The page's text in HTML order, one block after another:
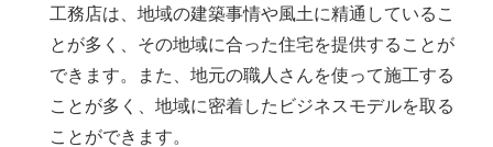
工務店は、地域の建築事情や風土に精通しているこ
とが多く、その地域に合った住宅を提供することが
できます。また、地元の職人さんを使って施工する
ことが多く、地域に密着したビジネスモデルを取る
ことができます。